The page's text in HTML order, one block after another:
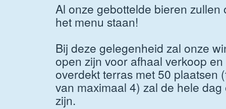
Al onze gebottelde bieren zullen
het menu staan!
Bij deze gelegenheid zal onze
open zijn voor afhaal verkoop
overdekt terras met 50 plaatsen
van maximaal 4) zal de hele dag
zijn.